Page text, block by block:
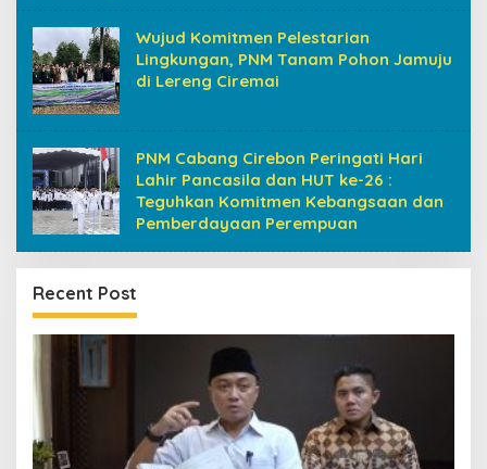
Wujud Komitmen Pelestarian
Lingkungan, PNM Tanam Pohon Jamuju
di Lereng Ciremai
PNM Cabang Cirebon Peringati Hari
Lahir Pancasila dan HUT ke-26 :
Teguhkan Komitmen Kebangsaan dan
Pemberdayaan Perempuan
Recent Post